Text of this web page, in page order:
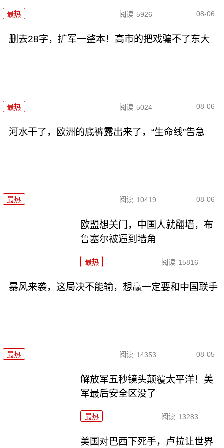
最热 阅读 5926 08-06
删去28字，扩军一整本！高市的把戏骗不了东大
最热 阅读 5024 08-06
河水干了，欧洲的底裤露出来了，“生命线”告急
最热 阅读 10419 08-06
欧盟想关门，中国人就翻墙，布
鲁塞尔被逼到墙角
最热 阅读 15816
暴风来袭，这局决不能输，想赢一定要和中国联手
最热 阅读 14353 08-05
解放军五秒镜头颠覆太平洋！美
军最后安全区没了
最热 阅读 13283
美国对巴西下死手，卢拉让世界